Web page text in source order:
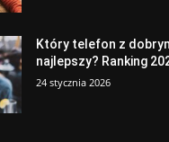
Który telefon z
najlepszy? Ranking
24 stycznia 2026